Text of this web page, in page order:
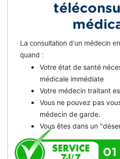
La consultation d’un médecin
quand :
Votre état de santé
médicale immédiate
Votre médecin traitant
Vous ne pouvez pas
médecin de garde.
Vous êtes dans un
01